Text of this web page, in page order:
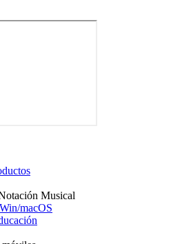
Musical
macOS